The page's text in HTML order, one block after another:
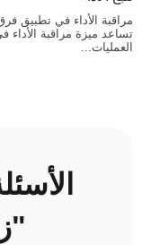
مراقبة الأداء في تطبيق
تساعد ميزة مراقبة
العمليات...